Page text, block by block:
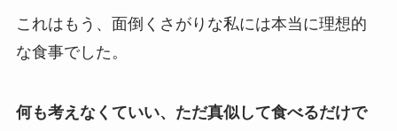
これはもう、面倒くさがりな私には本当に理想的
な食事でした。
何も考えなくていい、ただ真似して食べるだけで